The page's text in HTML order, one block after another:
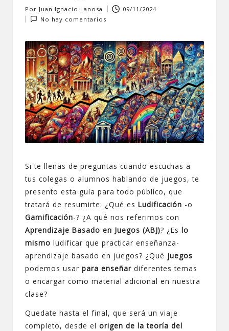
Publicado
por
Por Juan Ignacio Lanosa
09/11/2024
No hay comentarios
Si te llenas de preguntas cuando escuchas a
tus colegas o alumnos hablando de juegos, te
presento esta guía para todo público, que
tratará de resumirte: ¿Qué es Ludificación -o
Gamificación-? ¿A qué nos referimos con
Aprendizaje Basado en Juegos (ABJ)? ¿Es lo
mismo ludificar que practicar enseñanza-
aprendizaje basado en juegos? ¿Qué juegos
podemos usar para enseñar diferentes temas
o encargar como material adicional en nuestra
clase?
Quedate hasta el final, que será un viaje
completo, desde el origen de la teoría del